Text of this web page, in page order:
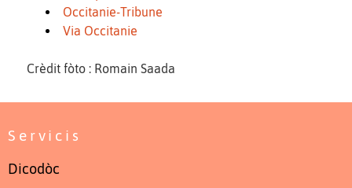
Occitanie-Tribune
Via Occitanie
Crèdit fòto : Romain Saada
Servicis
Dicodòc